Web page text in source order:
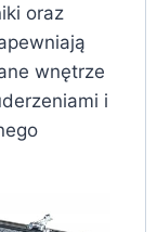
oraz
wnętrze
i